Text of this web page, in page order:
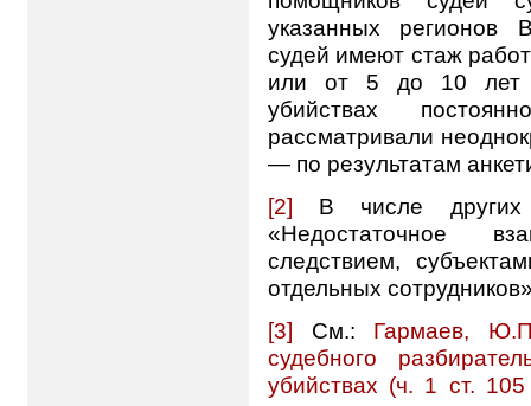
указанных регионов
судей имеют стаж
или от 5 до 10 лет
убийствах
рассматривали
— по результатам
[2] В числе других
«Недостаточное
следствием,
отдельных
[3] См.: Гармаев,
судебного
убийствах (ч. 1 ст.